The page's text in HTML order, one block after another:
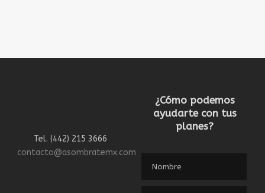
Tel. (442) 215 3666
contacto@asombratemx.com
¿Cómo podemos
ayudarte con tus
planes?